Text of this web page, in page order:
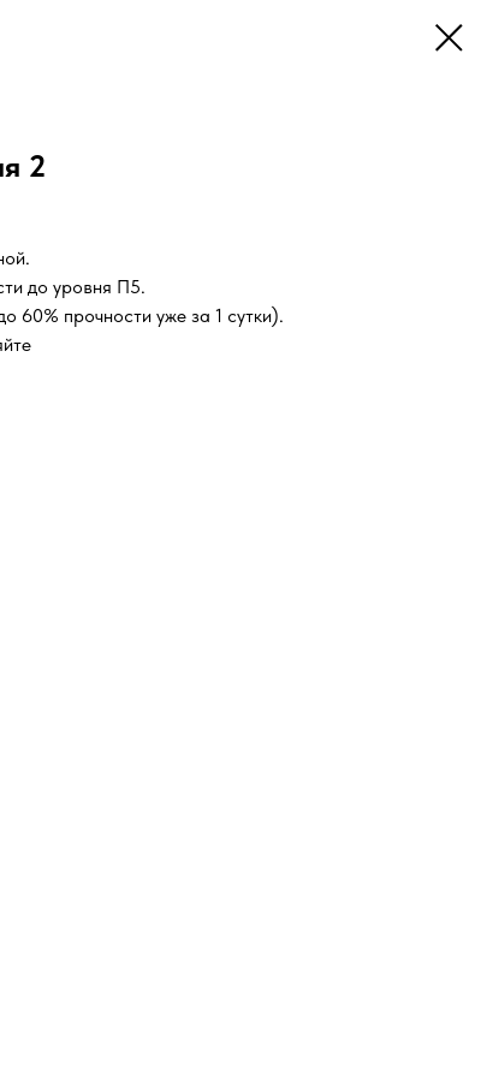
2
до уровня П5.
60% прочности уже за 1 сутки).